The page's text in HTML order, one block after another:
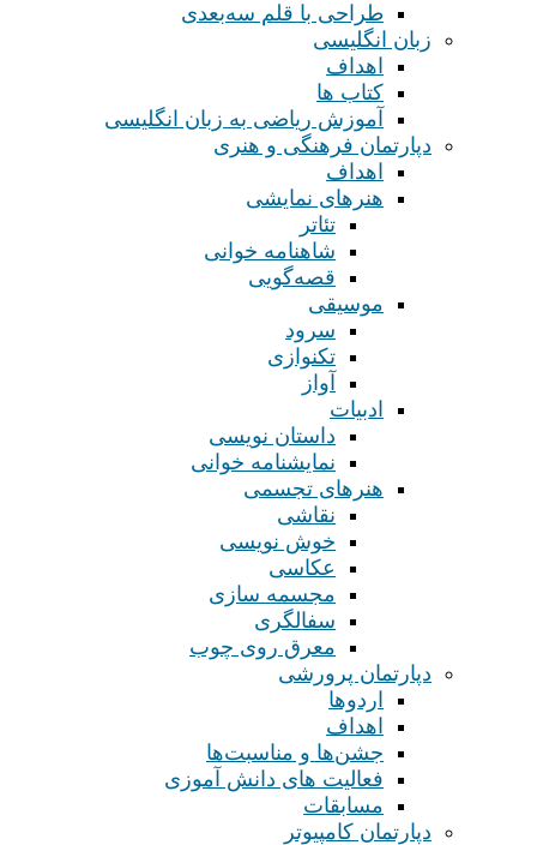
طراحی با قلم سه‌بعدی
زبان انگلیسی
اهداف
کتاب ها
آموزش ریاضی به زبان انگلیسی
دپارتمان فرهنگی و هنری
اهداف
هنرهای نمایشی
تئاتر
شاهنامه خوانی
قصه‌گویی
موسیقی
سرود
تکنوازی
آواز
ادبیات
داستان نویسی
نمایشنامه خوانی
هنرهای تجسمی
نقاشی
خوش نویسی
عکاسی
مجسمه سازی
سفالگری
معرق روی چوب
دپارتمان پرورشی
اردوها
اهداف
جشن‌ها و مناسبت‌ها
فعالیت های دانش آموزی
مسابقات
دپارتمان کامپیوتر